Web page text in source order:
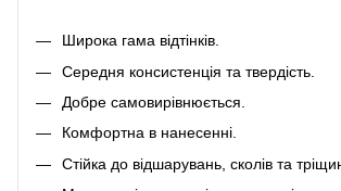
Широка гама відтінків.
Середня консистенція та твердість.
Добре самовирівнюється.
Комфортна в нанесенні.
Стійка до відшарувань, сколів та